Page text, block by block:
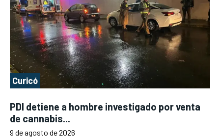
Curicó
PDI detiene a hombre investigado por venta
de cannabis...
9 de agosto de 2026